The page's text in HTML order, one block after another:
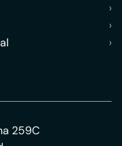
›
›
›
259C